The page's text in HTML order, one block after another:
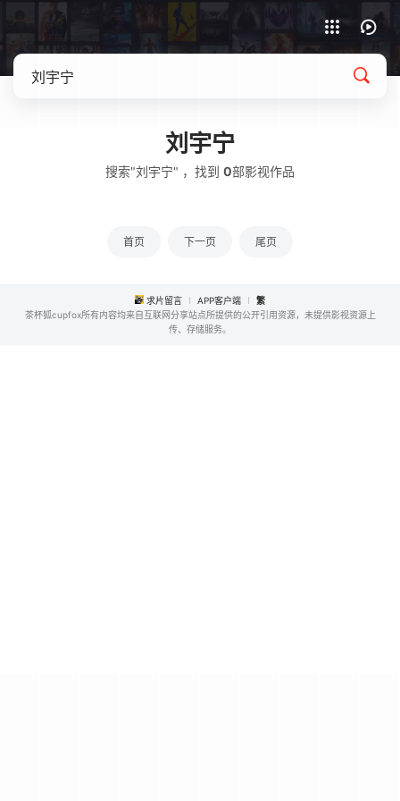
刘宇宁
搜索"刘宇宁" ，找到 0部影视作品
首页 下一页 尾页
求片留言 APP客户端
繁
茶杯狐cupfox所有内容均来自互联网分享站点所提供的公开引用资源，未提供影视资源上
传、存储服务。